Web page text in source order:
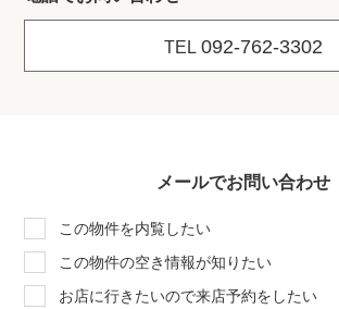
TEL 092-762-3302
メールでお問い合わせ
この物件を内覧したい
この物件の空き情報が知りたい
お店に行きたいので来店予約をしたい